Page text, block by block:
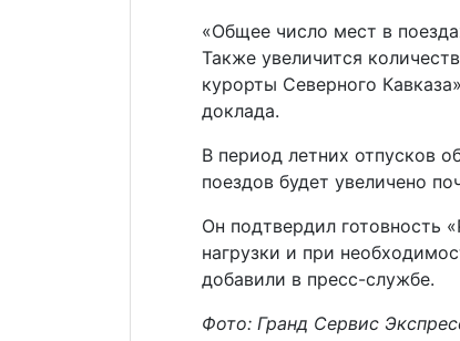
«Общее число мест в
Также увеличится
курорты Северного
доклада.
В период летних отпусков
поездов будет увеличено
Он подтвердил готовность
нагрузки и при
добавили в пресс-службе.
Фото: Гранд Сервис